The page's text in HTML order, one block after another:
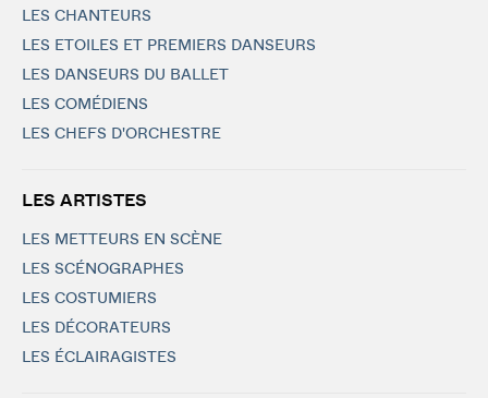
LES CHANTEURS
LES ETOILES ET PREMIERS DANSEURS
LES DANSEURS DU BALLET
LES COMÉDIENS
LES CHEFS D'ORCHESTRE
LES ARTISTES
LES METTEURS EN SCÈNE
LES SCÉNOGRAPHES
LES COSTUMIERS
LES DÉCORATEURS
LES ÉCLAIRAGISTES